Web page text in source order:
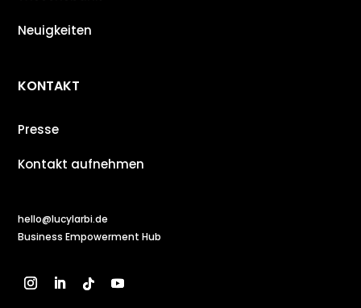
Neuigkeiten
KONTAKT
Presse
Kontakt aufnehmen
hello@lucylarbi.de
Business Empowerment Hub